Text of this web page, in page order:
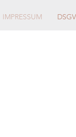
IMPRESSUM